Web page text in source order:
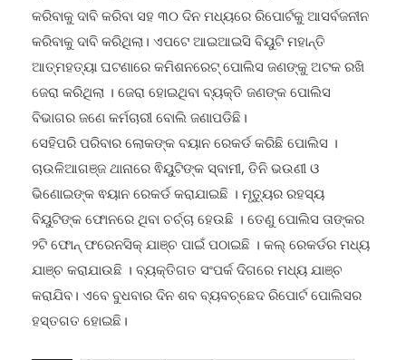
କରିବାକୁ ଦାବି କରିବା ସହ ୩୦ ଦିନ ମଧ୍ୟରେ ରିପୋର୍ଟକୁ ଆସର୍ବଜନୀନ
କରିବାକୁ ଦାବି କରିଥିଲା। ଏପଟେ ଆଇଆଇସି ବିୟୁଟି ମହାନ୍ତି
ଆତ୍ମହତ୍ୟା ଘଟଣାରେ କମିଶନରେଟ୍ ପୋଲିସ ଜଣଙ୍କୁ ଅଟକ ରଖି
ଜେରା କରିଥିଲା । ଜେରା ହୋଇଥିବା ବ୍ୟକ୍ତି ଜଣଙ୍କ ପୋଲିସ
ବିଭାଗର ଜଣେ କର୍ମଚାରୀ ବୋଲି ଜଣାପଡିଛି।
ସେହିପରି ପରିବାର ଲୋକଙ୍କ ବୟାନ ରେକର୍ଡ କରିଛି ପୋଲିସ ।
ଚାଉଳିଆଗଞ୍ଜ ଥାନାରେ ଵିୟୁଟିଙ୍କ ସ୍ବାମୀ, ତିନି ଭଉଣୀ ଓ
ଭିଣୋଇଙ୍କ ଵୟାନ ରେକର୍ଡ କରାଯାଇଛି । ମୃତ୍ୟୁର ରହସ୍ୟ
ବିୟୁଟିଙ୍କ ଫୋନରେ ଥିବା ଚର୍ଚ୍ଚା ହେଉଛି । ତେଣୁ ପୋଲିସ ତାଙ୍କର
୨ଟି ଫୋନ୍ ଫରେନସିକ୍ ଯାଞ୍ଚ ପାଇଁ ପଠାଇଛି । କଲ୍ ରେକର୍ଡର ମଧ୍ୟ
ଯାଞ୍ଚ କରାଯାଉଛି । ବ୍ୟକ୍ତିଗତ ସଂପର୍କ ଦିଗରେ ମଧ୍ୟ ଯାଞ୍ଚ
କରାଯିବ। ଏବେ ବୁଧବାର ଦିନ ଶବ ବ୍ୟବଚ୍ଛେଦ ରିପୋର୍ଟ ପୋଲିସର
ହସ୍ତଗତ ହୋଇଛି।